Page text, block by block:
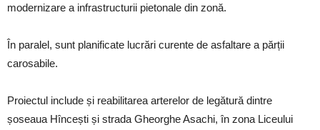
modernizare a infrastructurii pietonale din zonă.
În paralel, sunt planificate lucrări curente de asfaltare a părții
carosabile.
Proiectul include și reabilitarea arterelor de legătură dintre
șoseaua Hîncești și strada Gheorghe Asachi, în zona Liceului